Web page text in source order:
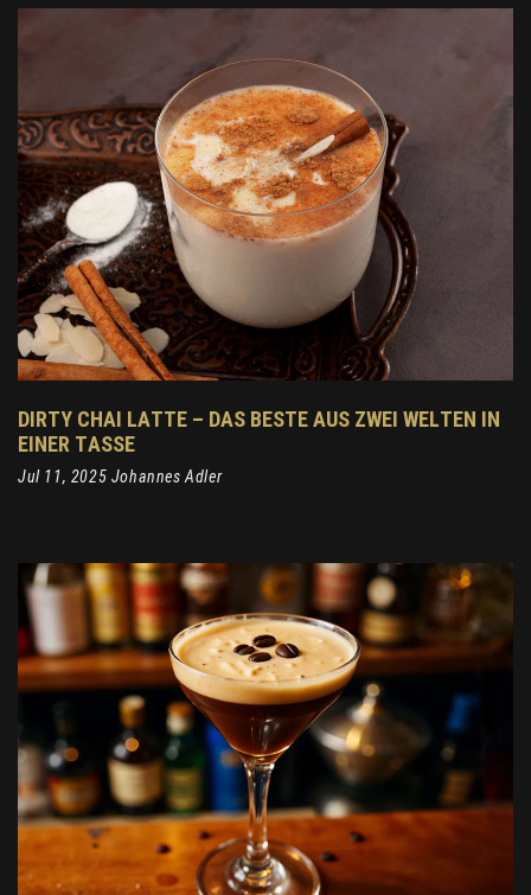
DIRTY CHAI LATTE – DAS BESTE AUS ZWEI WELTEN IN
EINER TASSE
Jul 11, 2025 Johannes Adler